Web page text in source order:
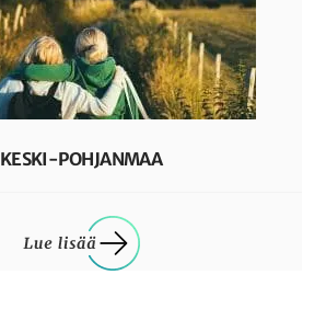
KESKI-POHJANMAA